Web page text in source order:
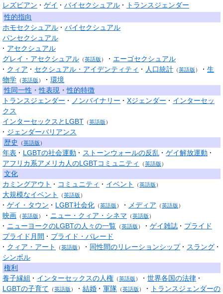
レズビアン ゲイ バイセクシュアル
トランスジェンダー
性的指向
ホモセクシュアル
バイセクシュアル
パンセクシュアル
アセクシュアル
グレイ・アセクシュアル （英語版 ）
エーゴセクシュアル
クィア
セクシュアル・アイデンティティ 人口統計 （英語版 ）
生
物学 （英語版 ）
環境
性同一性 ・性表現 ・性的特徴
トランスジェンダー
ノンバイナリー Xジェンダー
インターセッ
クス
インターセックスとLGBT （英語版 ）
ジェンダーバリアンス
歴史
（英語版 ）
年表 LGBTの社会運動 ストーンウォールの反乱
ゲイ解放運動
アフリカ系アメリカ人のLGBTコミュニティ
（英語版 ）
文化
カミングアウト
コミュニティ イベント （英語版 ）
大規模なイベント （英語版 ）
ゲイ・タウン LGBT社会化 （英語版 ） メディア （英語版 ）
映画 （英語版 ） ニュー・クィア・シネマ （英語版 ）
ニューヨークのLGBTの人々の一覧 （英語版 ） ゲイ雑誌
プライド
プライド月間
プライド・パレード
クィア・アート
（英語版 ） 同性間のリレーションシップ
スラング
シンボル
権利
養子縁組
インターセックスの人権 （英語版 ）
世界各国の法律
LGBTの子育て （英語版 ） 結婚 軍隊 （英語版 ）
トランスジェンダーの